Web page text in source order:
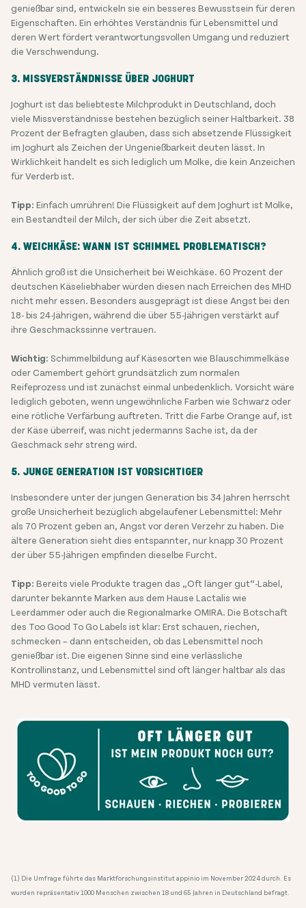
genießbar sind, entwickeln sie ein besseres Bewusstsein für deren
Eigenschaften. Ein erhöhtes Verständnis für Lebensmittel und
deren Wert fördert verantwortungsvollen Umgang und reduziert
die Verschwendung.
3. MISSVERSTÄNDNISSE ÜBER JOGHURT
Joghurt ist das beliebteste Milchprodukt in Deutschland, doch
viele Missverständnisse bestehen bezüglich seiner Haltbarkeit. 38
Prozent der Befragten glauben, dass sich absetzende Flüssigkeit
im Joghurt als Zeichen der Ungenießbarkeit deuten lässt. In
Wirklichkeit handelt es sich lediglich um Molke, die kein Anzeichen
für Verderb ist.
Tipp: Einfach umrühren! Die Flüssigkeit auf dem Joghurt ist Molke,
ein Bestandteil der Milch, der sich über die Zeit absetzt.
4. WEICHKÄSE: WANN IST SCHIMMEL PROBLEMATISCH?
Ähnlich groß ist die Unsicherheit bei Weichkäse. 60 Prozent der
deutschen Käseliebhaber würden diesen nach Erreichen des MHD
nicht mehr essen. Besonders ausgeprägt ist diese Angst bei den
18- bis 24-Jährigen, während die über 55-Jährigen verstärkt auf
ihre Geschmackssinne vertrauen.
Wichtig: Schimmelbildung auf Käsesorten wie Blauschimmelkäse
oder Camembert gehört grundsätzlich zum normalen
Reifeprozess und ist zunächst einmal unbedenklich. Vorsicht wäre
lediglich geboten, wenn ungewöhnliche Farben wie Schwarz oder
eine rötliche Verfärbung auftreten. Tritt die Farbe Orange auf, ist
der Käse überreif, was nicht jedermanns Sache ist, da der
Geschmack sehr streng wird.
5. JUNGE GENERATION IST VORSICHTIGER
Insbesondere unter der jungen Generation bis 34 Jahren herrscht
große Unsicherheit bezüglich abgelaufener Lebensmittel: Mehr
als 70 Prozent geben an, Angst vor deren Verzehr zu haben. Die
ältere Generation sieht dies entspannter, nur knapp 30 Prozent
der über 55-Jährigen empfinden dieselbe Furcht.
Tipp: Bereits viele Produkte tragen das „Oft länger gut“-Label,
darunter bekannte Marken aus dem Hause Lactalis wie
Leerdammer oder auch die Regionalmarke OMIRA. Die Botschaft
des Too Good To Go Labels ist klar: Erst schauen, riechen,
schmecken – dann entscheiden, ob das Lebensmittel noch
genießbar ist. Die eigenen Sinne sind eine verlässliche
Kontrollinstanz, und Lebensmittel sind oft länger haltbar als das
MHD vermuten lässt.
(1) Die Umfrage führte das Marktforschungsinstitut appinio im November 2024 durch. Es
wurden repräsentativ 1000 Menschen zwischen 18 und 65 Jahren in Deutschland befragt.